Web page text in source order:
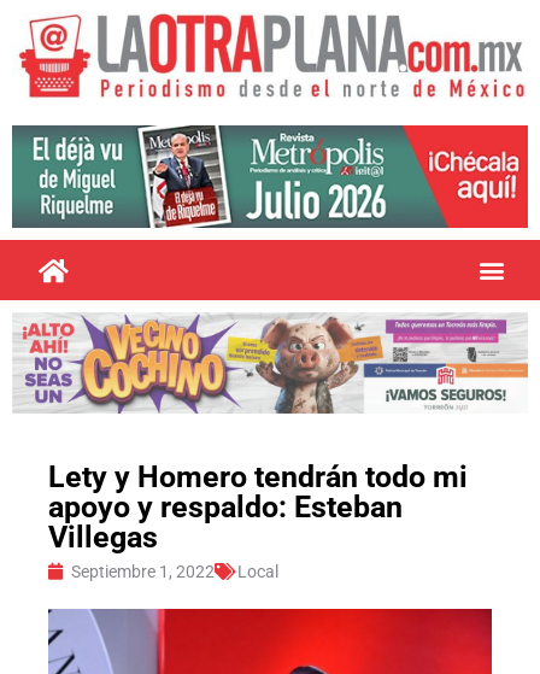
Lety y Homero tendrán todo mi
apoyo y respaldo: Esteban
Villegas
Septiembre 1, 2022 Local